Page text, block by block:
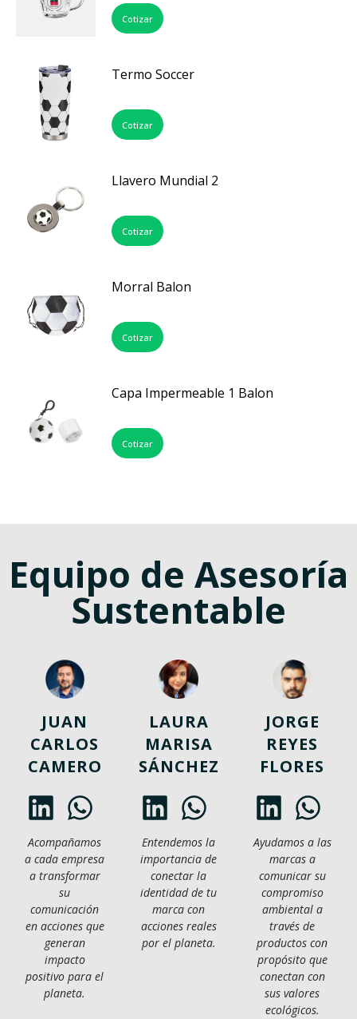
Cotizar
Termo Soccer
Cotizar
Llavero Mundial 2
Cotizar
Morral Balon
Cotizar
Capa Impermeable 1 Balon
Cotizar
Equipo de Asesoría
Sustentable
JUAN
CARLOS
CAMERO
Acompañamos
a cada empresa
a transformar
su
comunicación
en acciones que
generan
impacto
positivo para el
planeta.
LAURA
MARISA
SÁNCHEZ
Entendemos la
importancia de
conectar la
identidad de tu
marca con
acciones reales
por el planeta.
JORGE
REYES
FLORES
Ayudamos a las
marcas a
comunicar su
compromiso
ambiental a
través de
productos con
propósito que
conectan con
sus valores
ecológicos.